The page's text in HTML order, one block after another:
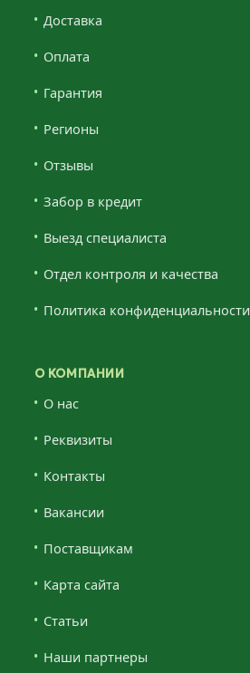
Доставка
Оплата
Гарантия
Регионы
Отзывы
Забор в кредит
Выезд специалиста
Отдел контроля и качества
Политика конфиденциальности
О КОМПАНИИ
О нас
Реквизиты
Контакты
Вакансии
Поставщикам
Карта сайта
Статьи
Наши партнеры